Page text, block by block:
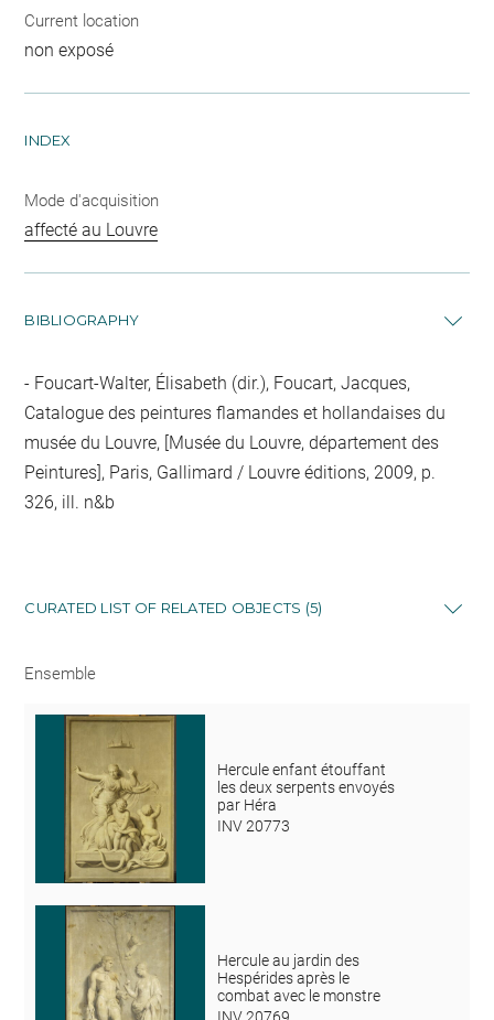
Current location
non exposé
INDEX
Mode d'acquisition
affecté au Louvre
BIBLIOGRAPHY
Foucart-Walter, Élisabeth (dir.), Foucart, Jacques,
Catalogue des peintures flamandes et hollandaises du
musée du Louvre, [Musée du Louvre, département des
Peintures], Paris, Gallimard / Louvre éditions, 2009, p.
326, ill. n&b
CURATED LIST OF RELATED OBJECTS (5)
Ensemble
Hercule enfant étouffant
les deux serpents envoyés
par Héra
INV 20773
Hercule au jardin des
Hespérides après le
combat avec le monstre